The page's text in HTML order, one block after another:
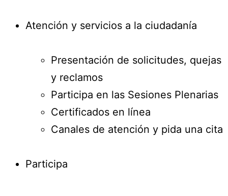
Atención y servicios a la ciudadanía
Presentación de solicitudes, quejas
y reclamos
Participa en las Sesiones Plenarias
Certificados en línea
Canales de atención y pida una cita
Participa